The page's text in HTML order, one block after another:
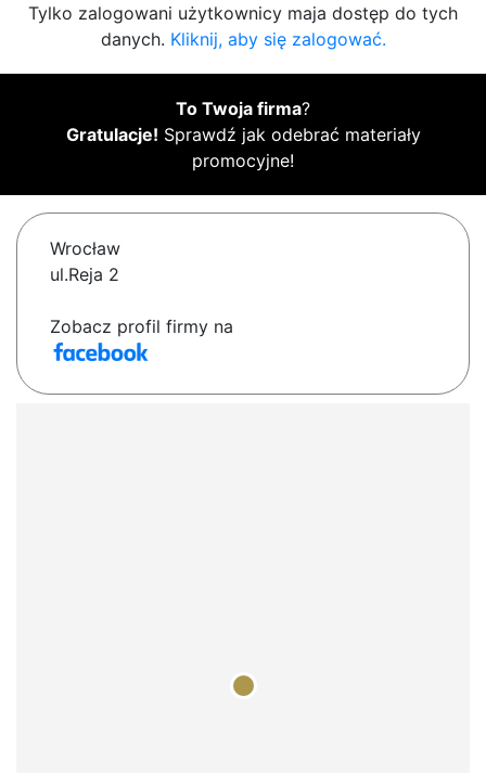
Tylko zalogowani użytkownicy maja dostęp do tych
danych. Kliknij, aby się zalogować.
To Twoja firma?
Gratulacje! Sprawdź jak odebrać materiały
promocyjne!
Wrocław
ul.Reja 2
Zobacz profil firmy na